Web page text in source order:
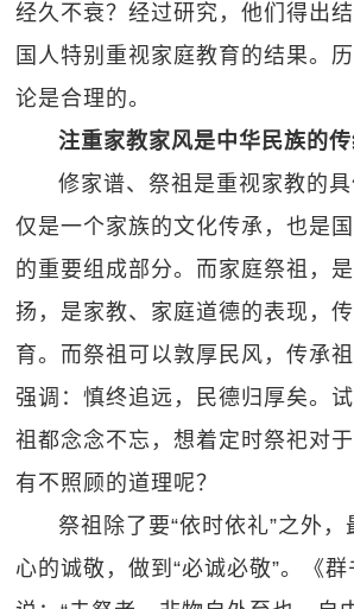
经久不衰？经过研究，他们得出
国人特别重视家庭教育的结果。
论是合理的。
注重家教家风是中华民族的
修家谱、祭祖是重视家教的
仅是一个家族的文化传承，也是
的重要组成部分。而家庭祭祖，
扬，是家教、家庭道德的表现，
育。而祭祖可以敦厚民风，传承
强调：慎终追远，民德归厚矣。
祖都念念不忘，想着定时祭祀对
有不照顾的道理呢？
祭祖除了要“依时依礼”之外
心的诚敬，做到“必诚必敬”。《